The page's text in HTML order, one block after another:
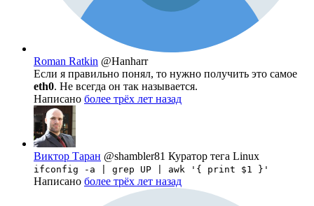
Roman Ratkin @Hanharr
Если я правильно понял, то нужно получить это самое
eth0. Не всегда он так называется.
Написано более трёх лет назад
Виктор Таран @shambler81 Куратор тега Linux
ifconfig -a | grep UP | awk '{ print $1 }'
Написано более трёх лет назад